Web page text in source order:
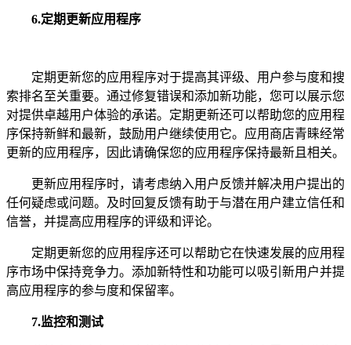
6.定期更新应用程序
定期更新您的应用程序对于提高其评级、用户参与度和搜
索排名至关重要。通过修复错误和添加新功能，您可以展示您
对提供卓越用户体验的承诺。定期更新还可以帮助您的应用程
序保持新鲜和最新，鼓励用户继续使用它。应用商店青睐经常
更新的应用程序，因此请确保您的应用程序保持最新且相关。
更新应用程序时，请考虑纳入用户反馈并解决用户提出的
任何疑虑或问题。及时回复反馈有助于与潜在用户建立信任和
信誉，并提高应用程序的评级和评论。
定期更新您的应用程序还可以帮助它在快速发展的应用程
序市场中保持竞争力。添加新特性和功能可以吸引新用户并提
高应用程序的参与度和保留率。
7.监控和测试